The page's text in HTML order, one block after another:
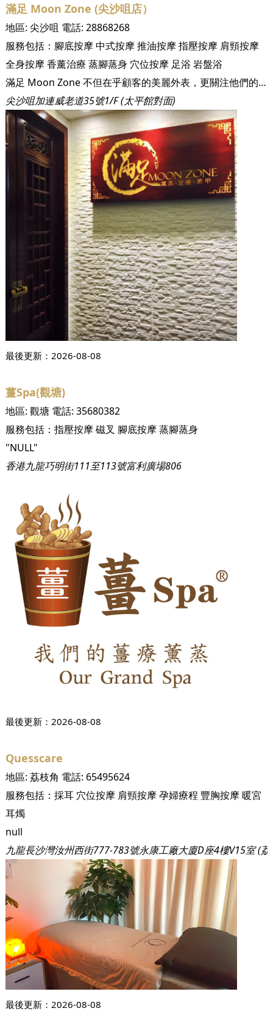
滿足 Moon Zone (尖沙咀店）
地區: 尖沙咀 電話: 28868268
服務包括： 腳底按摩中式按摩推油按摩指壓按摩 肩頸按摩
全身按摩香薰治療 蒸腳蒸身 穴位按摩 足浴 岩盤浴
滿足 Moon Zone 不但在乎顧客的美麗外表，更關注他們的內在健康；岩盤浴起源於日本秋田縣的玉川溫泉，經專家證實其釋放的遠紅外線及負離子，能提供自然治癒能力和生命力、消除疲勞、加速新陳代謝及排出毒素等功效。我們堅持為顧客提供最天然的產品、最專業的團隊及最優質的服務，讓他們在舒適的環境下，享受輕鬆的養生體驗，感受身心滿足。
尖沙咀加連威老道35號1/F (太平館對面)
最後更新： 2026-08-08
薑Spa(觀塘)
地區: 觀塘電話: 35680382
服務包括： 指壓按摩磁叉 腳底按摩蒸腳蒸身
"NULL"
香港九龍巧明街111至113號富利廣場806
最後更新： 2026-08-08
Quesscare
地區: 荔枝角 電話: 65495624
服務包括： 採耳 穴位按摩 肩頸按摩孕婦療程 豐胸按摩暖宮
耳燭
null
九龍長沙灣汝州西街777-783號永康工廠大廈D座4樓V15室 (
最後更新： 2026-08-08